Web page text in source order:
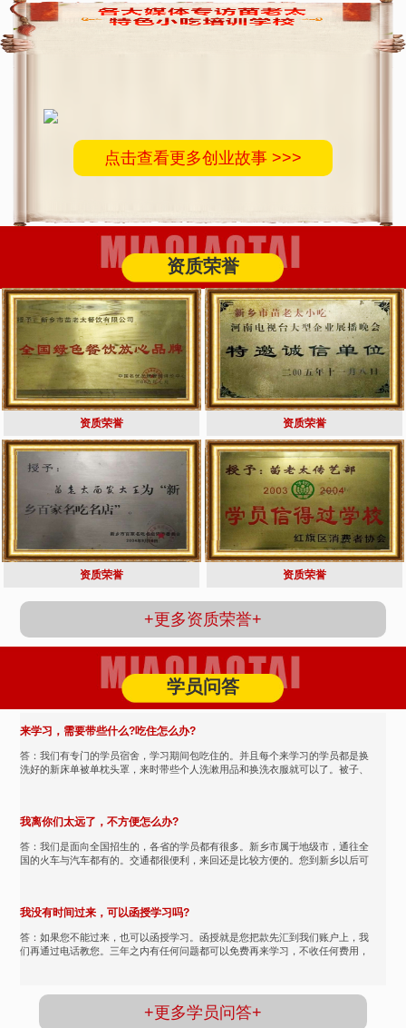
点击查看更多创业故事 >>>
资质荣誉
资质荣誉 资质荣誉
资质荣誉 资质荣誉
+更多资质荣誉+
学员问答
来学习，需要带些什么?吃住怎么办?
答：我们有专门的学员宿舍，学习期间包吃住的。并且每个来学习的学员都是换
洗好的新床单被单枕头罩，来时带些个人洗漱用品和换洗衣服就可以了。被子、
我离你们太远了，不方便怎么办?
答：我们是面向全国招生的，各省的学员都有很多。新乡市属于地级市，通往全
国的火车与汽车都有的。交通都很便利，来回还是比较方便的。您到新乡以后可
我没有时间过来，可以函授学习吗?
答：如果您不能过来，也可以函授学习。函授就是您把款先汇到我们账户上，我
们再通过电话教您。三年之内有任何问题都可以免费再来学习，不收任何费用，
+更多学员问答+